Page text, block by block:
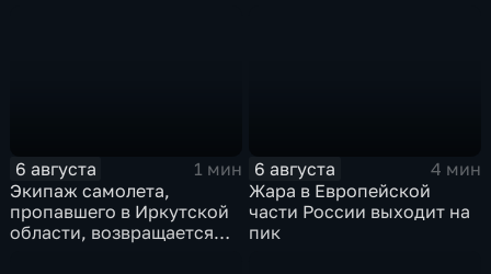
6 августа
1 мин
Экипаж самолета,
пропавшего в Иркутской
области, возвращается
6 августа
4 мин
Жара в Европейской
части России выходит на
пик